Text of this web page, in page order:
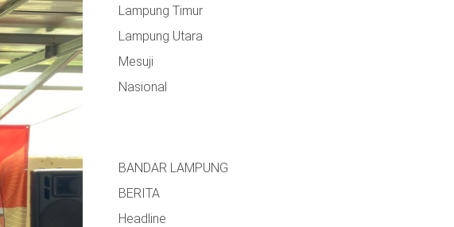
Lampung Timur
Lampung Utara
Mesuji
Nasional
BANDAR LAMPUNG
BERITA
Headline